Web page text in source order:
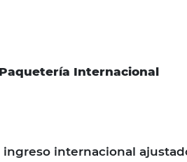
Internacional
ingreso internacional